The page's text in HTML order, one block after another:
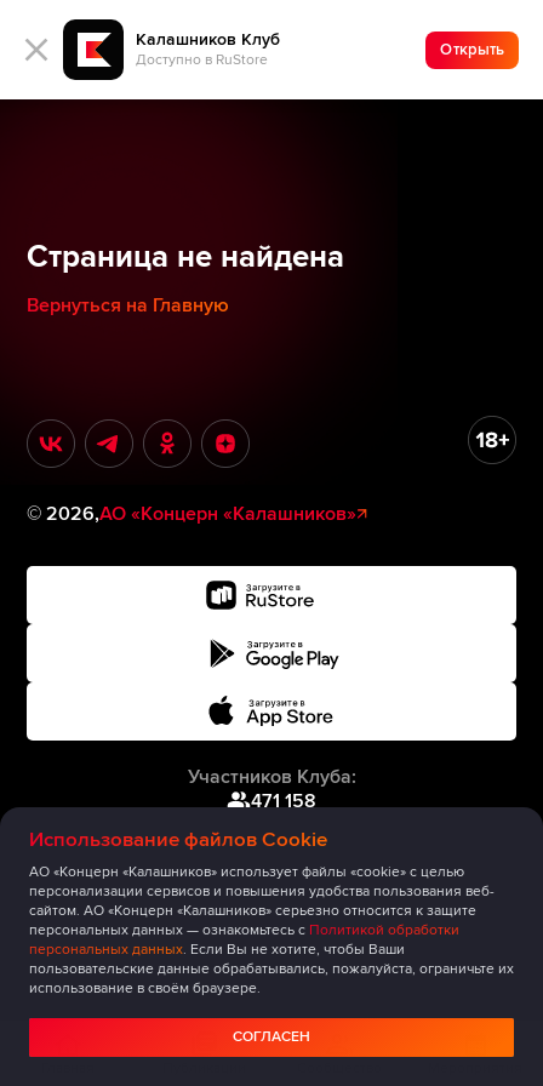
Калашников Клуб
Доступно в RuStore
Открыть
Использование файлов Cookie
АО «Концерн «Калашников» использует файлы «cookie» с целью
персонализации сервисов и повышения удобства пользования веб-
сайтом. АО «Концерн «Калашников» серьезно относится к защите
персональных данных — ознакомьтесь с Политикой обработки
персональных данных. Если Вы не хотите, чтобы Ваши
пользовательские данные обрабатывались, пожалуйста, ограничьте их
использование в своём браузере.
СОГЛАСЕН
Страница не найдена
Вернуться на Главную
©2026,АО «Концерн «Калашников»
Участников Клуба:
471 158